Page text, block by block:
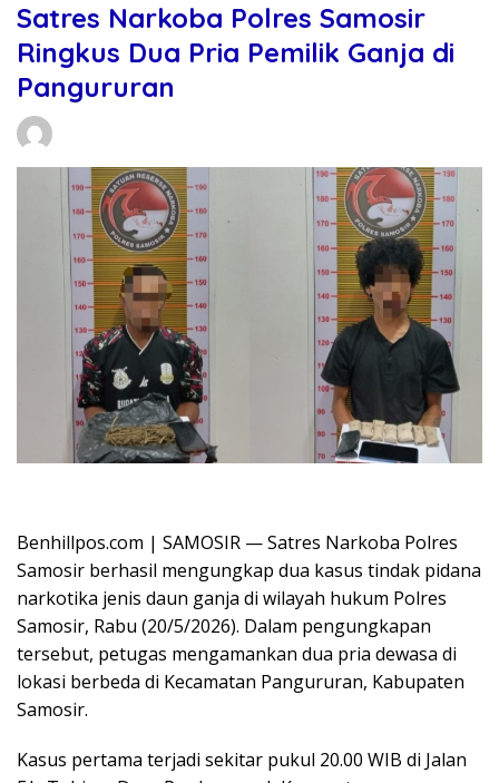
Satres Narkoba Polres Samosir
Ringkus Dua Pria Pemilik Ganja di
Pangururan
Benhillpos.com | SAMOSIR — Satres Narkoba Polres
Samosir berhasil mengungkap dua kasus tindak pidana
narkotika jenis daun ganja di wilayah hukum Polres
Samosir, Rabu (20/5/2026). Dalam pengungkapan
tersebut, petugas mengamankan dua pria dewasa di
lokasi berbeda di Kecamatan Pangururan, Kabupaten
Samosir.
Kasus pertama terjadi sekitar pukul 20.00 WIB di Jalan